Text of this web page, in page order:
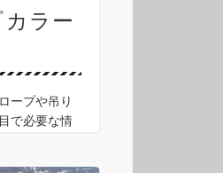
ラー
ープや吊り
で必要な情